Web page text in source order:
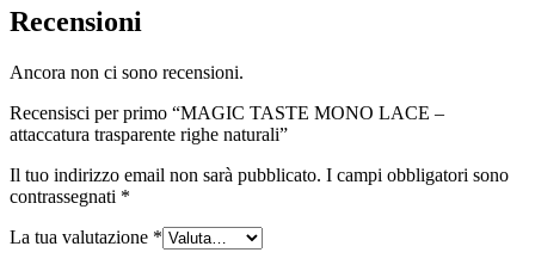
Recensioni
Ancora non ci sono recensioni.
Recensisci per primo “MAGIC TASTE MONO LACE –
attaccatura trasparente righe naturali”
Il tuo indirizzo email non sarà pubblicato. I campi obbligatori sono
contrassegnati *
La tua valutazione *